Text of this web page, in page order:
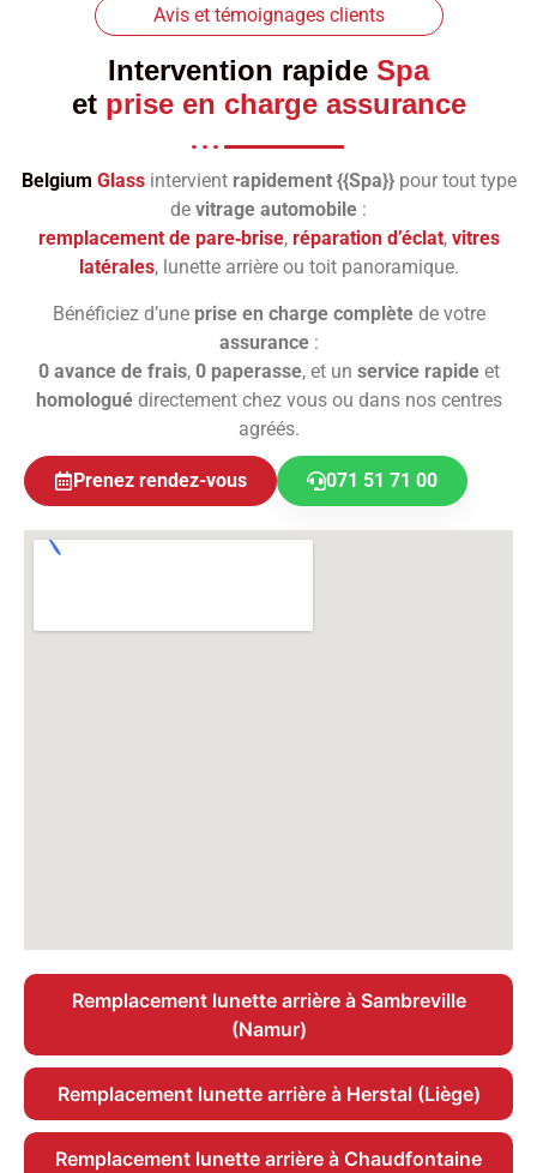
Avis et témoignages clients
Intervention rapide Spa
et prise en charge assurance
Belgium Glassintervient rapidement {{Spa}}pour tout type
de vitrage automobile :
remplacement de pare‑brise, réparation d’éclat, vitres
latérales, lunette arrière ou toit panoramique.
Bénéficiez d’une prise en charge complètede votre
assurance:
0 avance de frais, 0 paperasse, et un service rapideet
homologuédirectement chez vous ou dans nos centres
agréés.
Prenez rendez-vous 071 51 71 00
Remplacement lunette arrière à Sambreville
(Namur)
Remplacement lunette arrière à Herstal (Liège)
Remplacement lunette arrière à Chaudfontaine